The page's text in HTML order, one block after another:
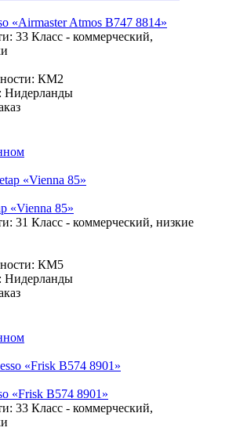
«Airmaster Atmos B747 8814»
33 Класс - коммерческий,
КМ2
Нидерланды
«Vienna 85»
31 Класс - коммерческий, низкие
КМ5
Нидерланды
«Frisk B574 8901»
33 Класс - коммерческий,